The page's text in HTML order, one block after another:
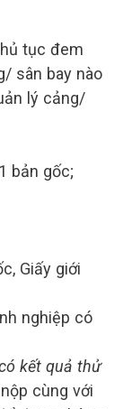
tục đem
sân bay nào
lý cảng/
bản gốc;
Giấy giới
nghiệp có
kết quả thử
cùng với